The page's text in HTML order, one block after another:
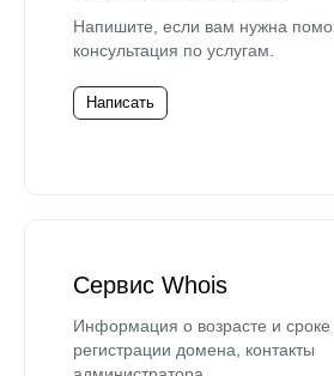
Напишите, если вам нужна
консультация по услугам.
Написать
Сервис Whois
Информация о возрасте и сроке
регистрации домена, контакты